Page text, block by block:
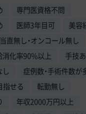
専門医資格不問
医師3年目可
美容
当直無し・オンコール無し
消化率90%以上
手技
し
症例数・手術件数が
指せる
転勤無し
年収2000万円以上